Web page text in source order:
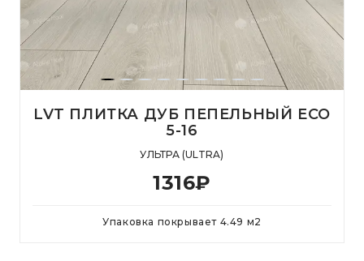
LVT ПЛИТКА ДУБ ПЕПЕЛЬНЫЙ ECO
5-16
УЛЬТРА (ULTRA)
1316₽
Упаковка покрывает 4.49 м2